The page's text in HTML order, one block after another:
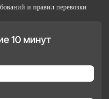
и правил перевозки
10 минут